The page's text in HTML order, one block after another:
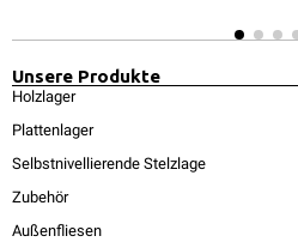
Unsere Produkte
Holzlager
Plattenlager
Selbstnivellierende Stelzlage
Zubehör
Außenfliesen